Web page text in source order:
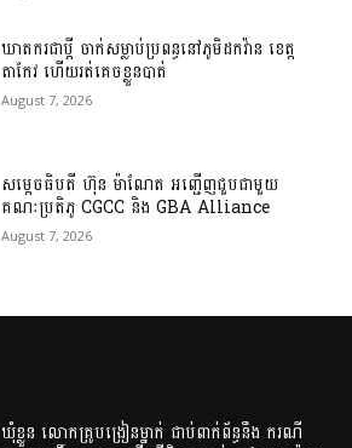
ឃាតករជាប្តី ចាក់សម្លាប់ប្រពន្ធនៅភូមិដកវ៉ាន ខេត្ត
តាកែវ ហើយរត់គេច​ខ្លួន​បាត់
August 7, 2026
សម្តេចធិបតី ហ៊ុន ម៉ាណែត អញ្ជើញជួបជាមួយ
គណៈប្រតិភូ CGCC និង GBA Alliance
August 7, 2026
ឃុំខ្លួន លោកគ្រូបង្រៀនម្នាក់ ជាប់ពាក់ព័ន្ធនឹង ករណី